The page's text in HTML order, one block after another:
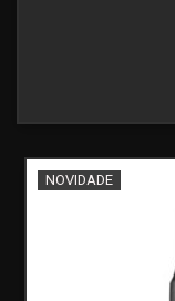
NOVIDADE